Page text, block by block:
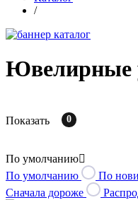
/
Ювелирные
Показать 0
По умолчанию
По умолчанию
По
Сначала дороже